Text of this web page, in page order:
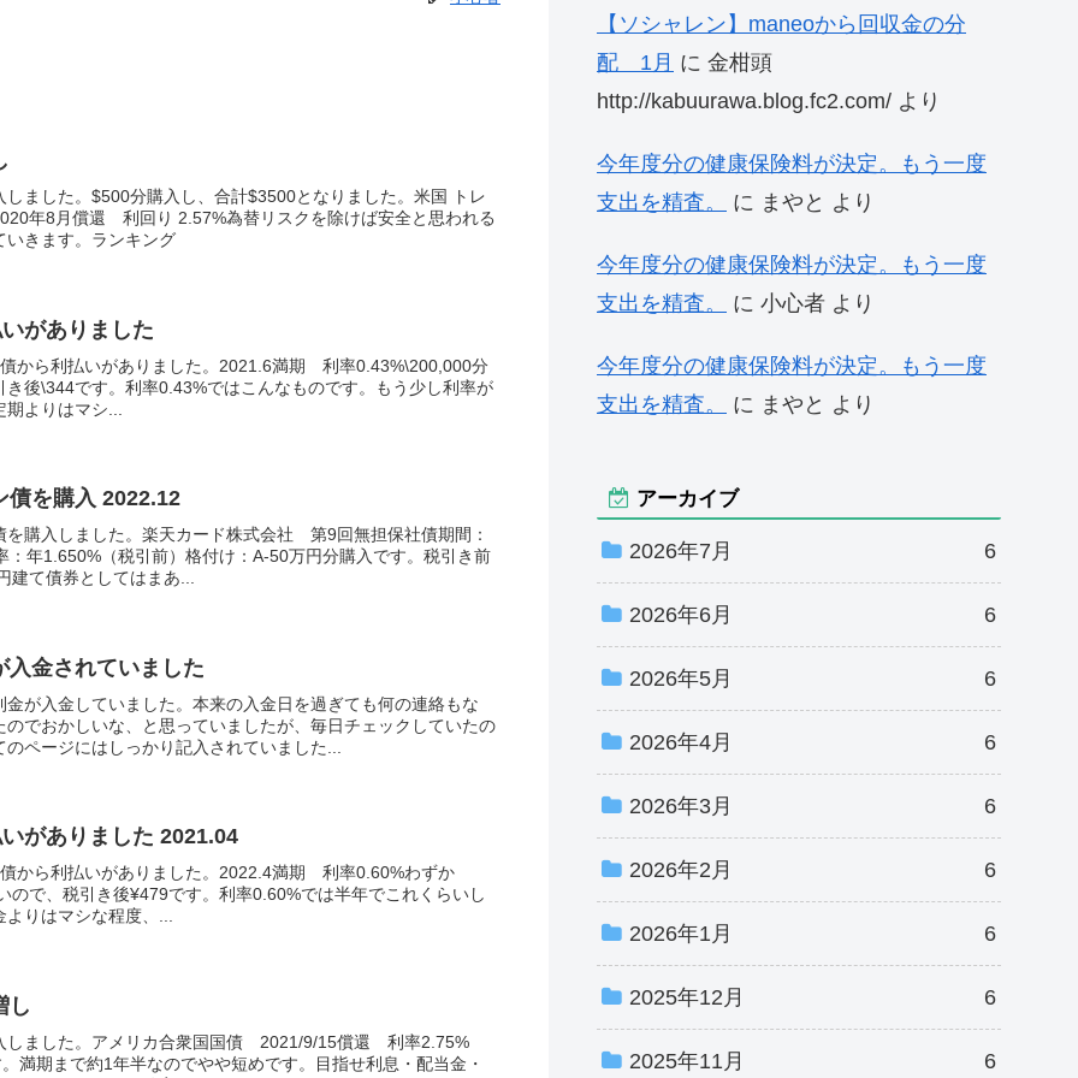
ました。$500分購入し、合計$3500となりました。米国 トレ
年8月償還 利回り 2.57%為替リスクを除けば安全と思われる
いきます。ランキング
がありました
から利払いがありました。2021.6満期 利率0.43%\200,000分
後\344です。利率0.43%ではこんなものです。もう少し利率が
よりはマシ...
【債券】楽天カードマン債を購入 2022.12
を購入しました。楽天カード株式会社 第9回無担保社債期間：
年1.650%（税引前）格付け：A-50万円分購入です。税引き前
建て債券としてはまあ...
入金されていました
が入金していました。本来の入金日を過ぎても何の連絡もな
でおかしいな、と思っていましたが、毎日チェックしていたの
ページにはしっかり記入されていました...
【債券】SBI債から利払いがありました 2021.04
から利払いがありました。2022.4満期 利率0.60%わずか
ので、税引き後¥479です。利率0.60%では半年でこれくらいし
よりはマシな程度、...
し
しました。アメリカ合衆国国債 2021/9/15償還 利率2.75%
満期まで約1年半なのでやや短めです。目指せ利息・配当金・
【ソシャレン】maneoから回収金の分
配 1月 に 金柑頭
http://kabuurawa.blog.fc2.com/ より
今年度分の健康保険料が決定。もう一度
支出を精査。
に まやと より
今年度分の健康保険料が決定。もう一度
支出を精査。
に 小心者 より
今年度分の健康保険料が決定。もう一度
支出を精査。
に まやと より
アーカイブ
2026年7月 6
2026年6月 6
2026年5月 6
2026年4月 6
2026年3月 6
2026年2月 6
2026年1月 6
2025年12月 6
2025年11月 6